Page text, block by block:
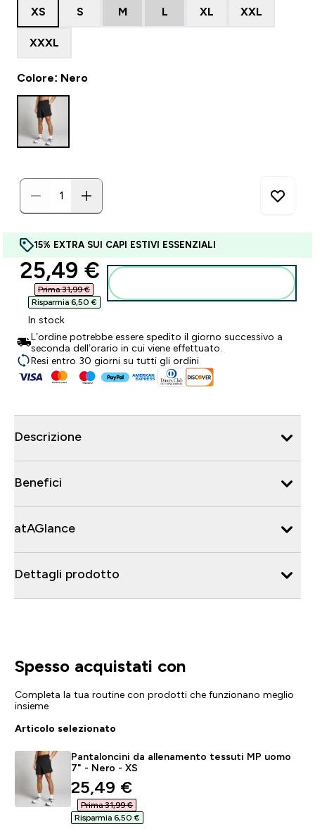
XS S M L XL XXL
XXXL
Colore: Nero
15% EXTRA SUI CAPI ESTIVI ESSENZIALI
discounted price
25,49 €‎
Prima 31,99 €‎
Risparmia 6,50 €‎
In stock
L’ordine potrebbe essere spedito il giorno successivo a
seconda dell’orario in cui viene effettuato.
Resi entro 30 giorni su tutti gli ordini
Descrizione
Benefici
atAGlance
Dettagli prodotto
Spesso acquistati con
Completa la tua routine con prodotti che funzionano meglio
insieme
Articolo selezionato
Pantaloncini da allenamento tessuti MP uomo
7" - Nero - XS
discounted price
25,49 €‎
Prima 31,99 €‎
Risparmia 6,50 €‎